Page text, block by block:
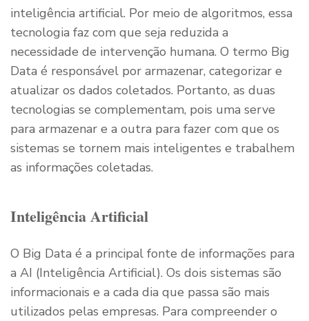
inteligência artificial. Por meio de algoritmos, essa
tecnologia faz com que seja reduzida a
necessidade de intervenção humana. O termo Big
Data é responsável por armazenar, categorizar e
atualizar os dados coletados. Portanto, as duas
tecnologias se complementam, pois uma serve
para armazenar e a outra para fazer com que os
sistemas se tornem mais inteligentes e trabalhem
as informações coletadas.
Inteligência Artificial
O Big Data é a principal fonte de informações para
a AI (Inteligência Artificial). Os dois sistemas são
informacionais e a cada dia que passa são mais
utilizados pelas empresas. Para compreender o